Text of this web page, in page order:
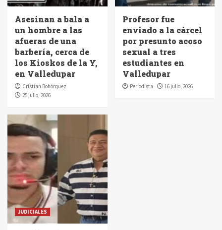
Asesinan a bala a
un hombre a las
afueras de una
barbería, cerca de
los Kioskos de la Y,
en Valledupar
Cristian Bohórquez
25 julio, 2026
Profesor fue
enviado a la cárcel
por presunto acoso
sexual a tres
estudiantes en
Valledupar
Periodista 16 julio, 2026
JUDICIALES